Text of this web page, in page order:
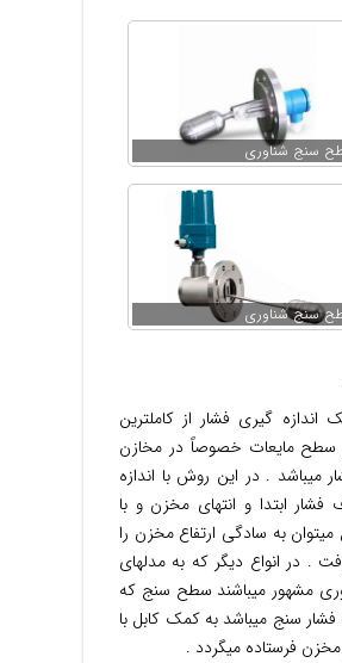
سنج شناوری
سنج شناوری
گیری فشار از کاملترین
سطح مایعات خصوصاً در مخازن
. در این روش با اندازه
فشار ابتدا و انتهای مخزن و با
به سادگی ارتفاع مخزن را
. در انواع دیگر که به مدلهای
مشهور میباشند سطح سنج که
سنج میباشد به کمک کابل با
فرستاده میگردد .